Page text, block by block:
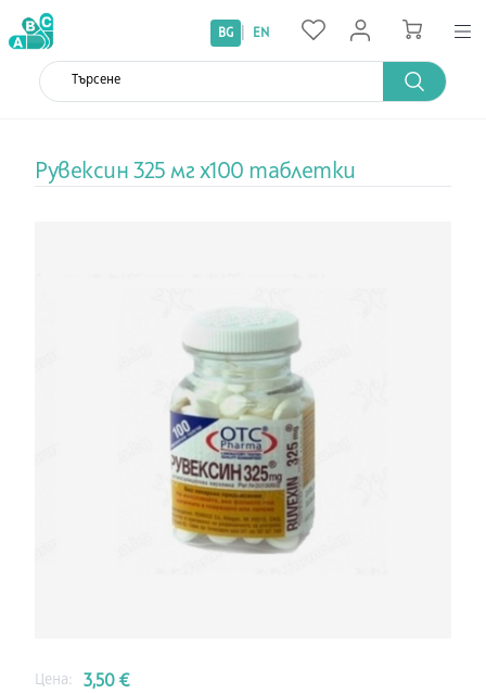
BG EN
Рувексин 325 мг х100 таблетки
Цена:
3,50 €